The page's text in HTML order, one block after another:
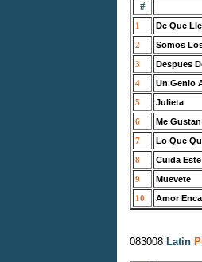
#
1 De Que
2
Somos
3
Despues
4
Un Genio
5
Julieta
6
Me
7
Lo Que
8
Cuida
9
Muevete
10
Amor
083008 Latin